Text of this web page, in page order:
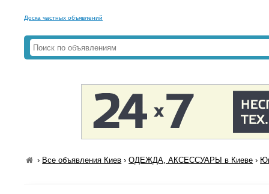
Доска частных объявлений
› Все объявления Киев ›ОДЕЖДА, АКСЕССУАРЫ в Киеве ›